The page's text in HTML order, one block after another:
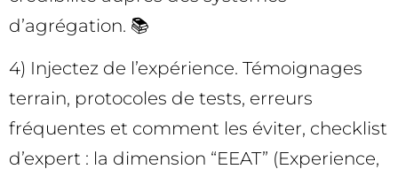
d’agrégation. 📚
4) Injectez de l’expérience. Témoignages
terrain, protocoles de tests, erreurs
fréquentes et comment les éviter, checklist
d’expert : la dimension “EEAT” (Experience,